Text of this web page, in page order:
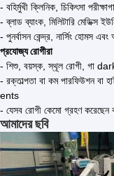
- বহির্মুখী ক্লিনিক, চিকিৎসা
- ব্লাড ব্যাংক, মিলিটারি মেডিক্স
- পুনর্বাসন কেন্দ্র, নার্সিং হোমস এবং
প্রযোজ্য রোগীরা
- শিশু, বয়স্ক, স্থূল রোগী, গা
- রক্তাল্পতা বা কম পারফিউশন বা
ents
- যেসব রোগী কেমো গ্রহণ করেছেন
আমাদের ছবি